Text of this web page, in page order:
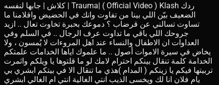
كلاش | جابها لنفسه | Trauma| ( Official Video ) Klash ردك
الضعيف بيّن اللي بينا من تفاوت وانك في الحضيض واقلامنا ما
تساوت تسالني عن قرضاب ؟ دموعك بحبرة تخاوت تعال .. ازيد
جروحك اللي باقي ما تداوت عرف الرجال .. في السلم وفي
العداوات ان الاطفال والنساء عند اهل المروءات لا يُمسون ، ولا
يخاض في سيرة الاموات أصول .. ما علموك اياها الخدامات علمتكم
الخدامة كلمة تنقال بينكم احترام لامك لو ما قلتوها يا ويلكم واثمرت
تربيتها فيكم يا زينكم ( المدام )هذي ما تنقال الا في بيتكم ابشري بي
يام فلان انا لك ويخسى الذيب انتي الغالية انتي ام الغالي ابشري